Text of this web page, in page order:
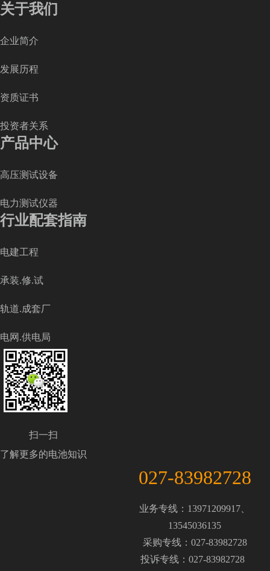
关于我们
企业简介
发展历程
资质证书
投资者关系
产品中心
高压测试设备
电力测试仪器
行业配套指南
电建工程
承装.修.试
轨道.成套厂
电网.供电局
扫一扫
了解更多的电池知识
027-83982728
业务专线：13971209917、
13545036135
采购专线：027-83982728
投诉专线：027-83982728